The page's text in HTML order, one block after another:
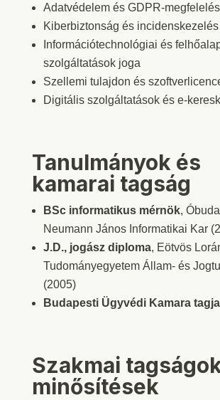
Adatvédelem és GDPR-megfelelés
Kiberbiztonság és incidenskezelés
Információtechnológiai és
szolgáltatások joga
Szellemi tulajdon és
Digitális szolgáltatások és e-
Tanulmányok és
kamarai tagság
BSc informatikus mérnök,
Neumann János Informatikai Kar
J.D., jogász diploma, Eötvös
Tudományegyetem Állam- és
(2005)
Budapesti Ügyvédi Kamara tagja
Szakmai
minősítések